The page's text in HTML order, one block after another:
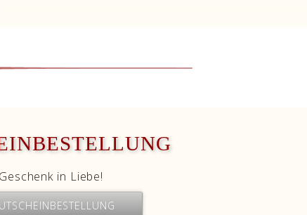
in Liebe!